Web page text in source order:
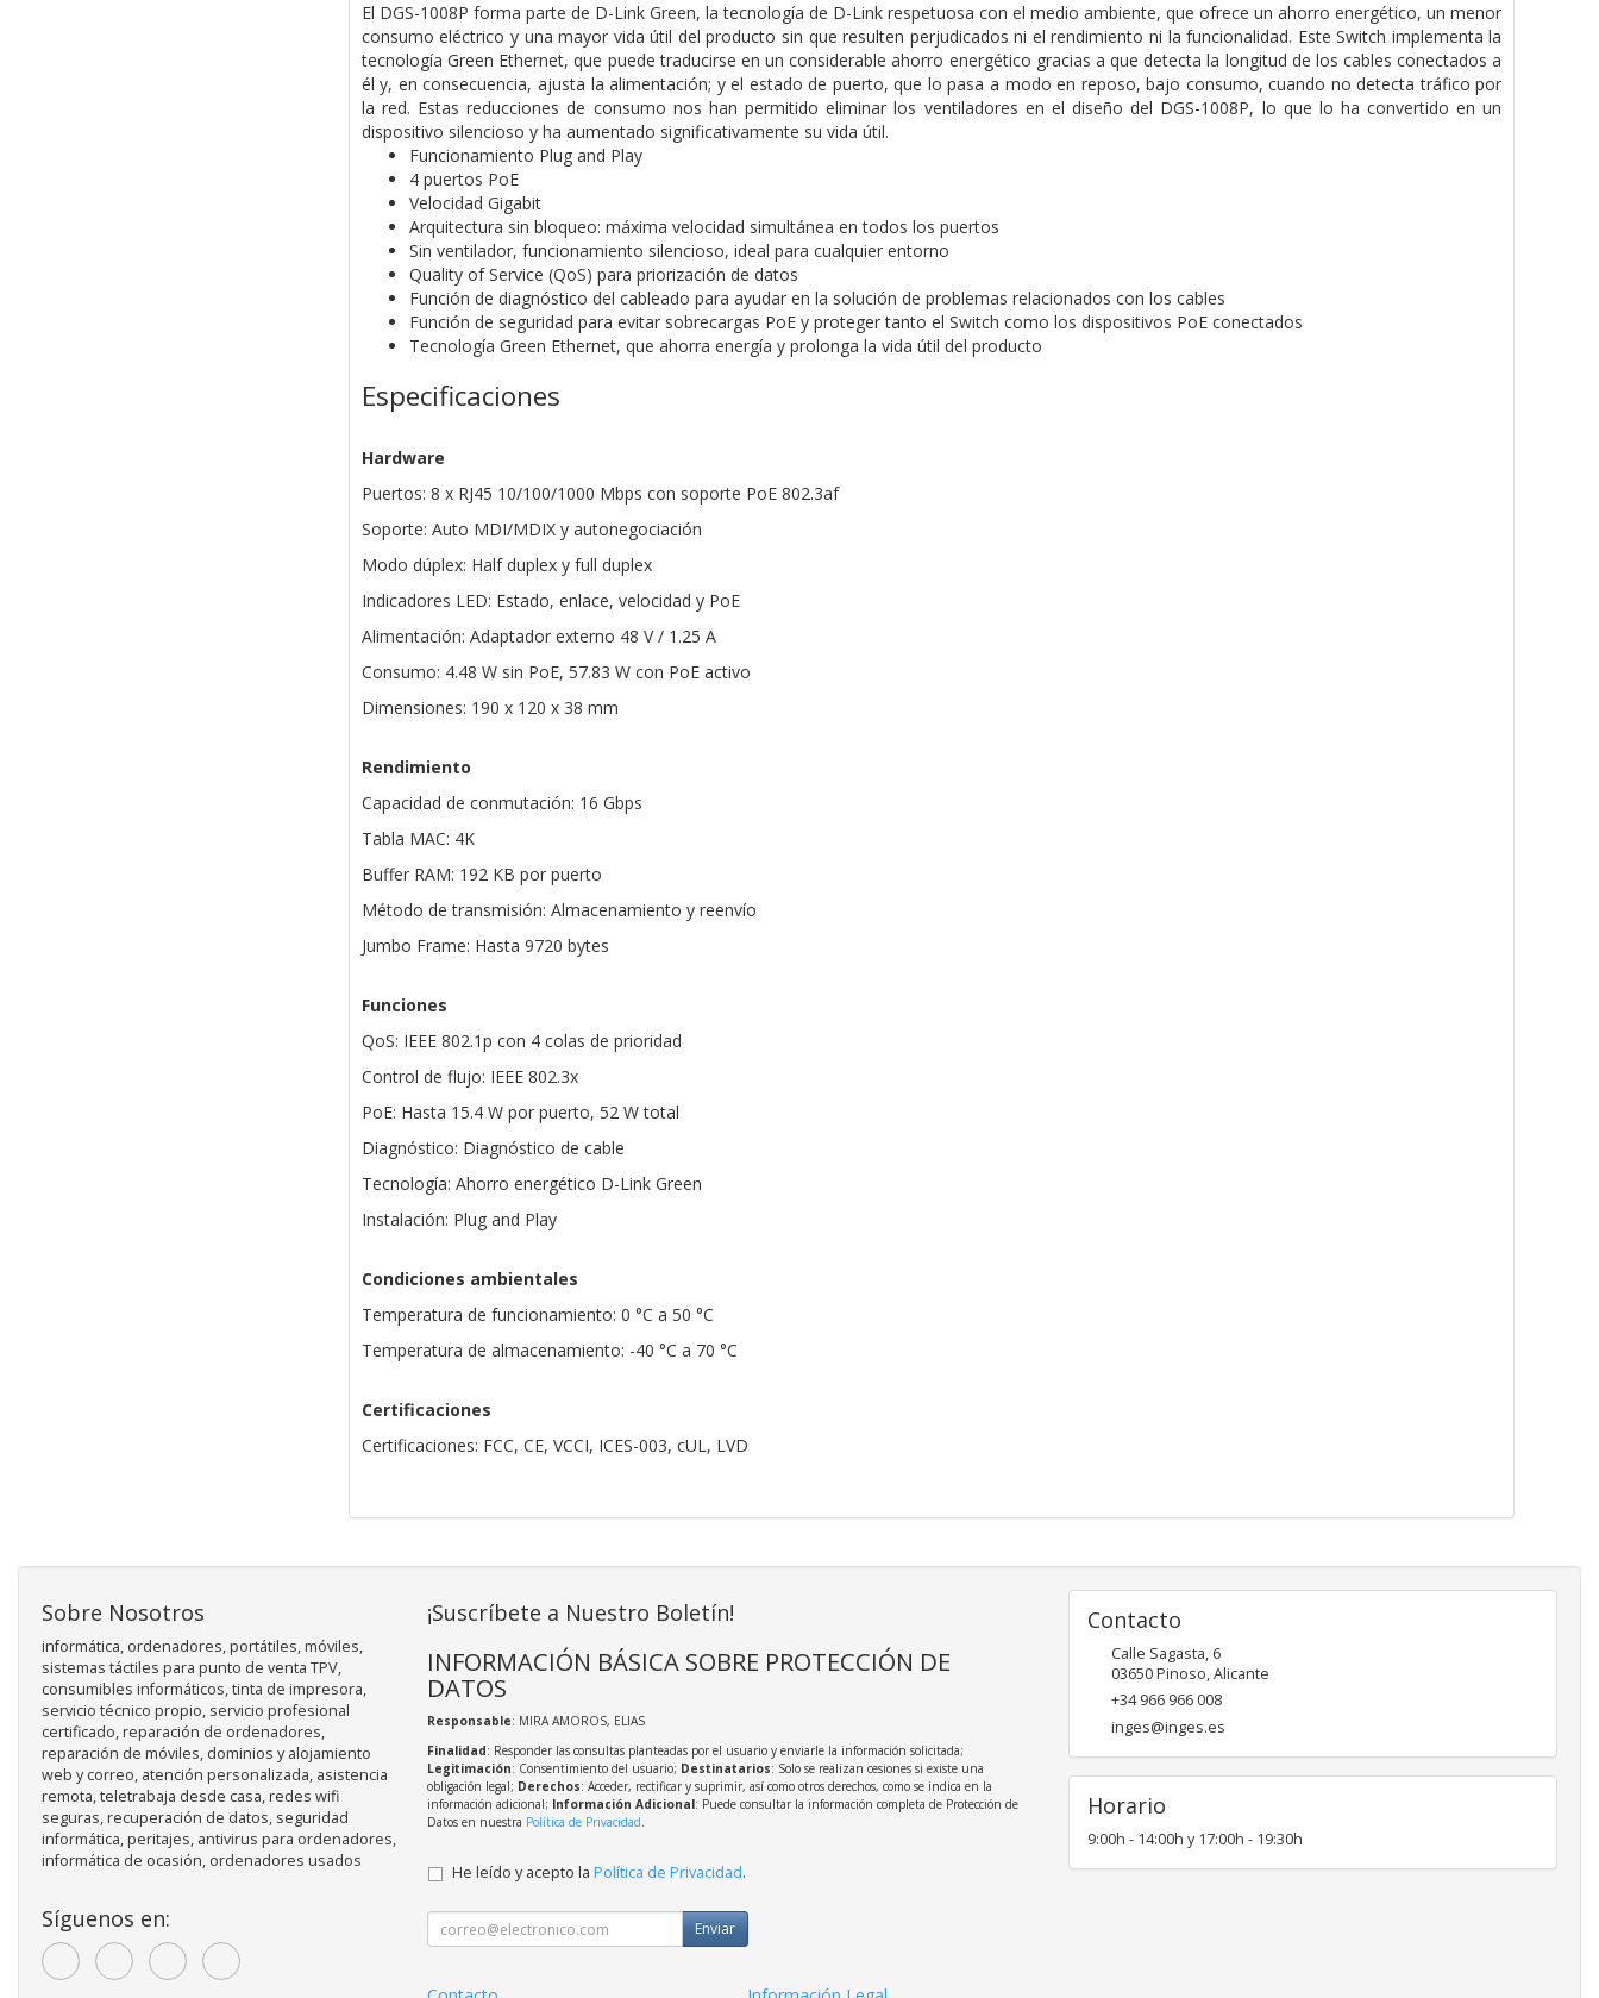
El DGS-1008P forma parte de D-Link Green, la tecnología de D-Link respetuosa con el medio ambiente, que ofrece un ahorro energético, un menor
consumo eléctrico y una mayor vida útil del producto sin que resulten perjudicados ni el rendimiento ni la funcionalidad. Este Switch implementa la
tecnología Green Ethernet, que puede traducirse en un considerable ahorro energético gracias a que detecta la longitud de los cables conectados a
él y, en consecuencia, ajusta la alimentación; y el estado de puerto, que lo pasa a modo en reposo, bajo consumo, cuando no detecta tráfico por
la red. Estas reducciones de consumo nos han permitido eliminar los ventiladores en el diseño del DGS-1008P, lo que lo ha convertido en un
dispositivo silencioso y ha aumentado significativamente su vida útil.
Funcionamiento Plug and Play
4 puertos PoE
Velocidad Gigabit
Arquitectura sin bloqueo: máxima velocidad simultánea en todos los puertos
Sin ventilador, funcionamiento silencioso, ideal para cualquier entorno
Quality of Service (QoS) para priorización de datos
Función de diagnóstico del cableado para ayudar en la solución de problemas relacionados con los cables
Función de seguridad para evitar sobrecargas PoE y proteger tanto el Switch como los dispositivos PoE conectados
Tecnología Green Ethernet, que ahorra energía y prolonga la vida útil del producto
Especificaciones
Hardware
Puertos: 8 x RJ45 10/100/1000 Mbps con soporte PoE 802.3af
Soporte: Auto MDI/MDIX y autonegociación
Modo dúplex: Half duplex y full duplex
Indicadores LED: Estado, enlace, velocidad y PoE
Alimentación: Adaptador externo 48 V / 1.25 A
Consumo: 4.48 W sin PoE, 57.83 W con PoE activo
Dimensiones: 190 x 120 x 38 mm
Rendimiento
Capacidad de conmutación: 16 Gbps
Tabla MAC: 4K
Buffer RAM: 192 KB por puerto
Método de transmisión: Almacenamiento y reenvío
Jumbo Frame: Hasta 9720 bytes
Funciones
QoS: IEEE 802.1p con 4 colas de prioridad
Control de flujo: IEEE 802.3x
PoE: Hasta 15.4 W por puerto, 52 W total
Diagnóstico: Diagnóstico de cable
Tecnología: Ahorro energético D-Link Green
Instalación: Plug and Play
Condiciones ambientales
Temperatura de funcionamiento: 0 °C a 50 °C
Temperatura de almacenamiento: -40 °C a 70 °C
Certificaciones
Certificaciones: FCC, CE, VCCI, ICES-003, cUL, LVD
Sobre Nosotros
informática, ordenadores, portátiles, móviles,
sistemas táctiles para punto de venta TPV,
consumibles informáticos, tinta de impresora,
servicio técnico propio, servicio profesional
certificado, reparación de ordenadores,
reparación de móviles, dominios y alojamiento
web y correo, atención personalizada, asistencia
remota, teletrabaja desde casa, redes wifi
seguras, recuperación de datos, seguridad
informática, peritajes, antivirus para ordenadores,
informática de ocasión, ordenadores usados
Síguenos en:
¡Suscríbete a Nuestro Boletín!
INFORMACIÓN BÁSICA SOBRE PROTECCIÓN DE
DATOS
Responsable: MIRA AMOROS, ELIAS
Finalidad: Responder las consultas planteadas por el usuario y enviarle la información solicitada;
Legitimación: Consentimiento del usuario; Destinatarios: Solo se realizan cesiones si existe una
obligación legal; Derechos: Acceder, rectificar y suprimir, así como otros derechos, como se indica en la
información adicional; Información Adicional: Puede consultar la información completa de Protección de
Datos en nuestra Política de Privacidad.
He leído y acepto la Política de Privacidad.
Enviar
Contacto
Calle Sagasta, 6
03650Pinoso,Alicante
+34 966 966 008
inges@inges.es
Horario
9:00h - 14:00h y 17:00h - 19:30h